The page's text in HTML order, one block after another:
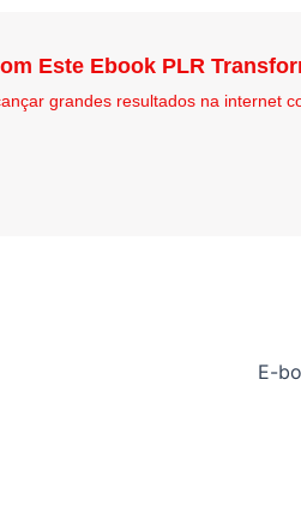
Este Ebook PLR
grandes resultados na internet
E-